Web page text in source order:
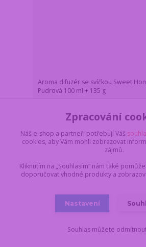
Aroma difuzér se svíčkou Sweet
Pudrová 100 ml + 135 g
229 Kč/ks
189 Kč
bez DPH
v
Do košíku
Zpracování
Náš e-shop a partneři potřebují Váš
cookies, aby Vám mohli zobrazovat
zájmů.
Kliknutím na „Souhlasím“ nám také
doporučovat vhodné produkty a
Nastavení
Souhlas můžete